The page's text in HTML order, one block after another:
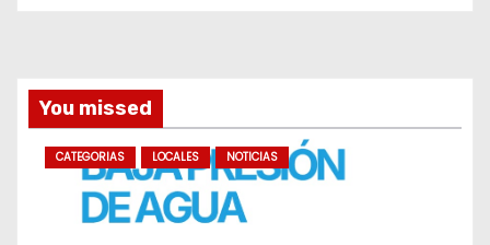
You missed
CATEGORIAS LOCALES NOTICIAS